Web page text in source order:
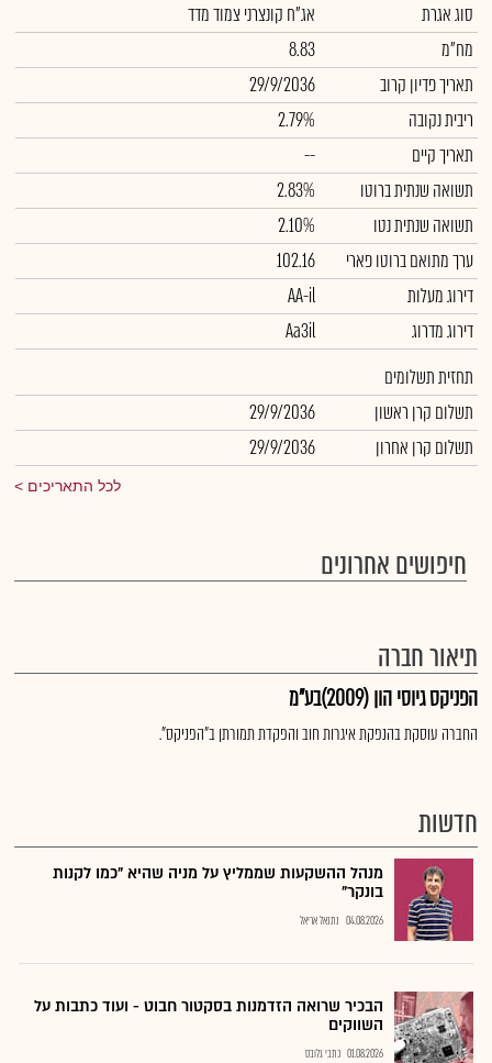
סוג אגרת
אג"ח קונצרני צמוד מדד
מח"מ
8.83
תאריך פדיון קרוב
29/9/2036
ריבית נקובה
2.79%
תאריך קיים
--
תשואה שנתית ברוטו
2.83%
תשואה שנתית נטו
2.10%
ערך מתואם ברוטו פארי
102.16
דירוג מעלות
AA-il
דירוג מדרוג
Aa3il
תחזית תשלומים
תשלום קרן ראשון
29/9/2036
תשלום קרן אחרון
29/9/2036
לכל התאריכים
חיפושים אחרונים
תיאור חברה
הפניקס גיוסי הון (2009)בע"מ
החברה עוסקת בהנפקת איגרות חוב והפקדת תמורתן ב"הפניקס".
חדשות
מנהל ההשקעות שממליץ על מניה שהיא "כמו לקנות
בונקר"
04.08.2026 נתנאל אריאל
הבכיר שרואה הזדמנות בסקטור חבוט - ועוד כתבות על
השווקים
01.08.2026 כתבי גלובס